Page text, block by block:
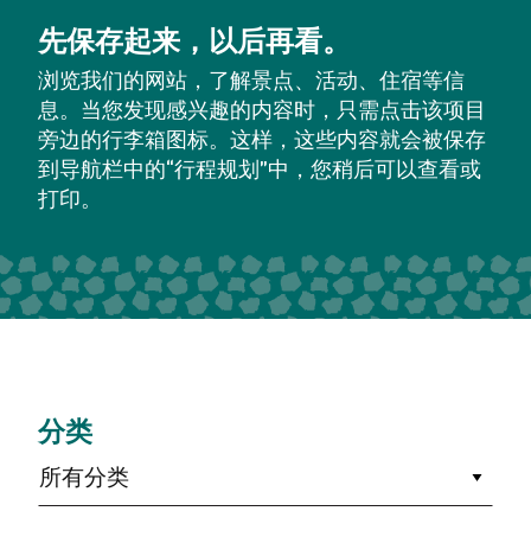
先保存起来，以后再看。
浏览我们的网站，了解景点、活动、住宿等信
息。当您发现感兴趣的内容时，只需点击该项目
旁边的行李箱图标。这样，这些内容就会被保存
到导航栏中的“行程规划”中，您稍后可以查看或
打印。
分类
所有分类